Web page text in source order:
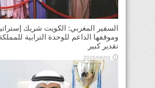
السفير المغربي: الكويت شريك
وموقفها الداعم للوحدة الترابية
تقدير كبير
2026/08/03